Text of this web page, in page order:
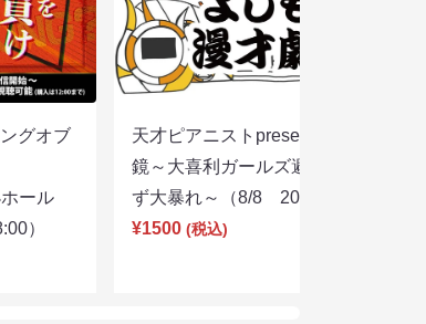
グオブ
ール
）
天才ピアニストpresentsすっぴん眼
鏡～大喜利ガールズ避暑地を目指さ
ず大暴れ～（8/8 20:45）
¥1500 (税込)